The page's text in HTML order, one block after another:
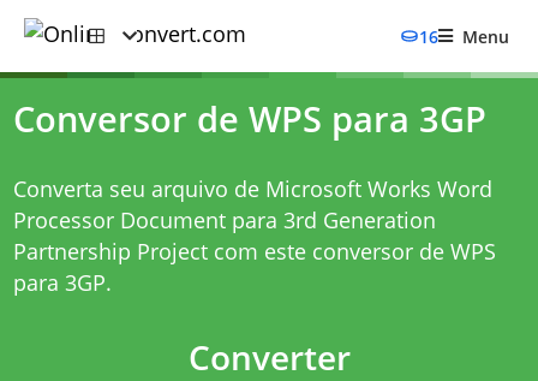
16 Menu
Conversor de WPS para 3GP
Converta seu arquivo de Microsoft Works Word
Processor Document para 3rd Generation
Partnership Project com este conversor de WPS
para 3GP.
Converter